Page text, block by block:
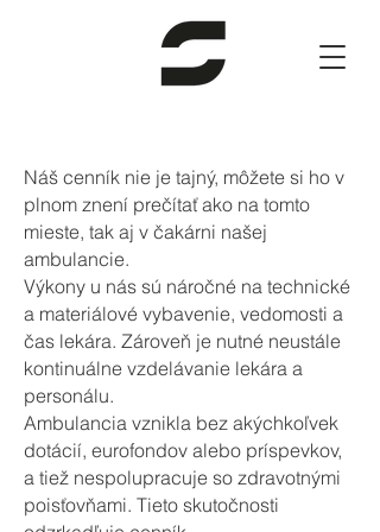
Náš cenník nie je tajný, môžete si ho v
plnom znení prečítať ako na tomto
mieste, tak aj v čakárni našej
ambulancie.
Výkony u nás sú náročné na technické
a materiálové vybavenie, vedomosti a
čas lekára. Zároveň je nutné neustále
kontinuálne vzdelávanie lekára a
personálu.
Ambulancia vznikla bez akýchkoľvek
dotácií, eurofondov alebo príspevkov,
a tiež nespolupracuje so zdravotnými
poisťovňami. Tieto skutočnosti